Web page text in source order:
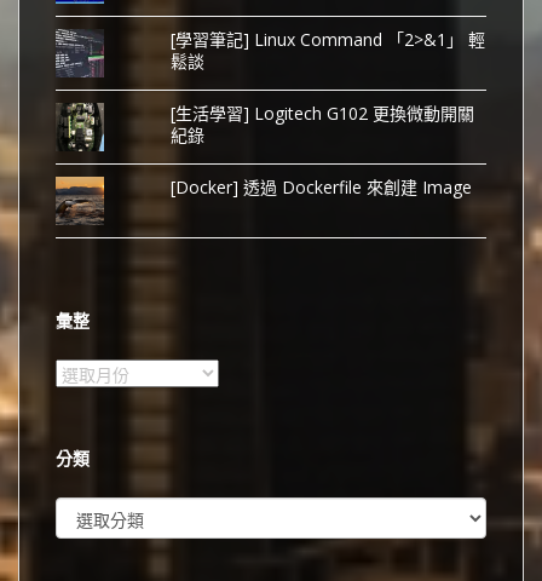
[學習筆記] Linux Command 「2>&1」 輕
鬆談
[生活學習] Logitech G102 更換微動開關
紀錄
[Docker] 透過 Dockerfile 來創建 Image
彙整
彙
分類
類